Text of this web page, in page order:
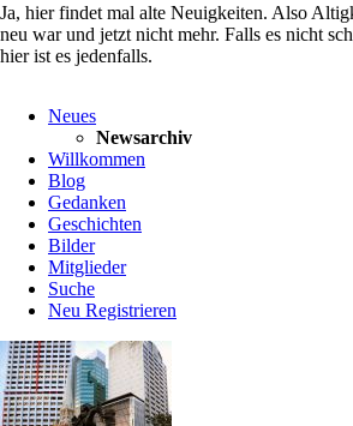
Ja, hier findet mal alte Neuigkeiten. Also
neu war und jetzt nicht mehr. Falls es nicht
hier ist es jedenfalls.
überspringen
Neues
Newsarchiv
Willkommen
Blog
Gedanken
Geschichten
Bilder
Mitglieder
Suche
Neu Registrieren